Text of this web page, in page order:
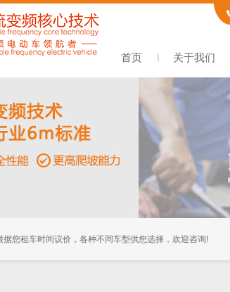
首页 关于我们
租车时间议价，各种不同车型供您选择，欢迎咨询!